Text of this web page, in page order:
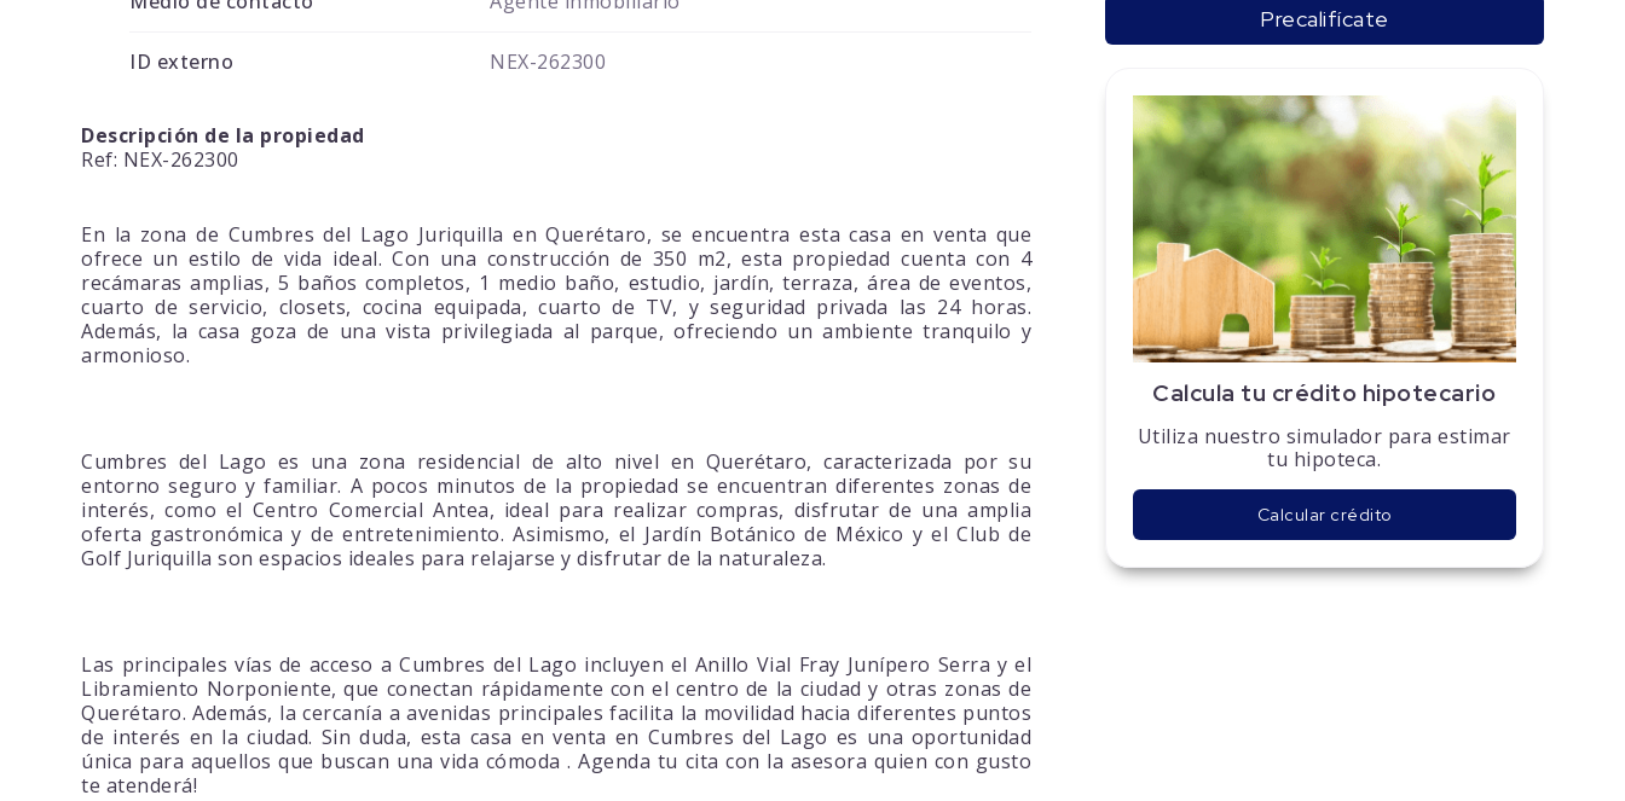
ID externo NEX-262300
Descripción de la propiedad
Ref: NEX-262300
En la zona de Cumbres del Lago Juriquilla en Querétaro, se encuentra esta casa en venta que
ofrece un estilo de vida ideal. Con una construcción de 350 m2, esta propiedad cuenta con 4
recámaras amplias, 5 baños completos, 1 medio baño, estudio, jardín, terraza, área de eventos,
cuarto de servicio, closets, cocina equipada, cuarto de TV, y seguridad privada las 24 horas.
Además, la casa goza de una vista privilegiada al parque, ofreciendo un ambiente tranquilo y
armonioso.
Cumbres del Lago es una zona residencial de alto nivel en Querétaro, caracterizada por su
entorno seguro y familiar. A pocos minutos de la propiedad se encuentran diferentes zonas de
interés, como el Centro Comercial Antea, ideal para realizar compras, disfrutar de una amplia
oferta gastronómica y de entretenimiento. Asimismo, el Jardín Botánico de México y el Club de
Golf Juriquilla son espacios ideales para relajarse y disfrutar de la naturaleza.
Las principales vías de acceso a Cumbres del Lago incluyen el Anillo Vial Fray Junípero Serra y el
Libramiento Norponiente, que conectan rápidamente con el centro de la ciudad y otras zonas de
Querétaro. Además, la cercanía a avenidas principales facilita la movilidad hacia diferentes puntos
de interés en la ciudad. Sin duda, esta casa en venta en Cumbres del Lago es una oportunidad
única para aquellos que buscan una vida cómoda . Agenda tu cita con la asesora quien con gusto
te atenderá!
Precalifícate
Calcula tu crédito hipotecario
Utiliza nuestro simulador para estimar
tu hipoteca.
Calcular crédito